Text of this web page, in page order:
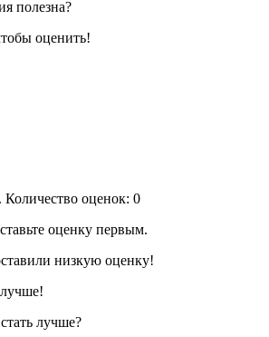
полезна?
оценить!
Количество оценок: 0
оценку первым.
низкую оценку!
лучше?